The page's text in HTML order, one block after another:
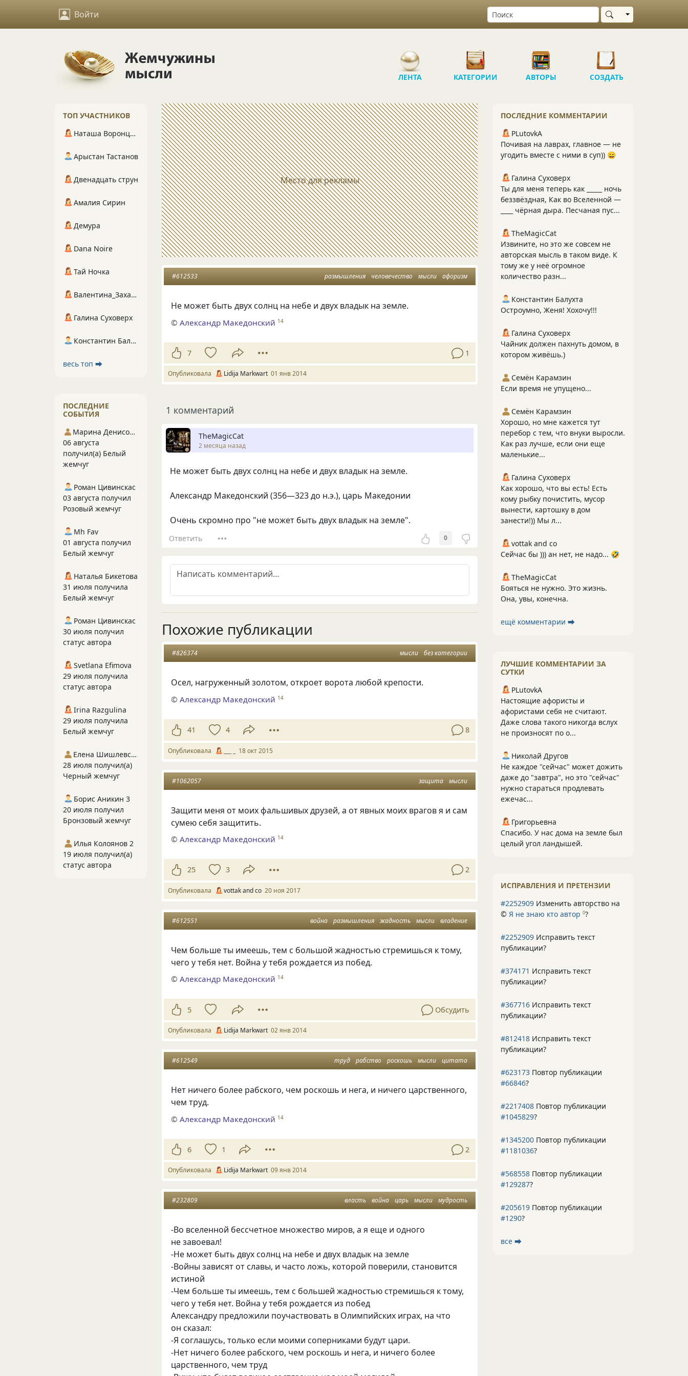
Войти Выбрать область
ЛЕНТА КАТЕГОРИИ АВТОРЫ СОЗДАТЬ
Место для рекламы
размышления человечество мысли афоризм
#612533
Не может быть двух солнц на небе и двух владык на земле.
©Александр Македонский 14
7 1
Опубликовала Lidija Markwart 01 янв 2014
1 комментарий
TheMagicCat
2 месяца назад
Не может быть двух солнц на небе и двух владык на земле.
Александр Македонский (356—323 до н.э.), царь Македонии
Очень скромно про "не может быть двух владык на земле".
Ответить 0
Похожие публикации
мысли без категории
#826374
Осел, нагруженный золотом, откроет ворота любой крепости.
©Александр Македонский 14
41 4 8
Опубликовала 18 окт 2015
защита мысли
#1062057
Защити меня от моих фальшивых друзей, а от явных моих врагов я и сам
сумею себя защитить.
©Александр Македонский 14
25 3 2
Опубликовала vottak and co 20 ноя 2017
война размышления жадность мысли владение
#612551
Чем больше ты имеешь, тем с большой жадностью стремишься к тому,
чего у тебя нет. Война у тебя рождается из побед.
©Александр Македонский 14
5 Обсудить
Опубликовала Lidija Markwart 02 янв 2014
труд рабство роскошь мысли цитата
#612549
Нет ничего более рабского, чем роскошь и нега, и ничего царственного,
чем труд.
©Александр Македонский 14
6 1 2
Опубликовала Lidija Markwart 09 янв 2014
власть война царь мысли мудрость
#232809
-Во вселенной бессчетное множество миров, а я еще и одного
не завоевал!
-Не может быть двух солнц на небе и двух владык на земле
-Войны зависят от славы, и часто ложь, которой поверили, становится
истиной
-Чем больше ты имеешь, тем с большей жадностью стремишься к тому,
чего у тебя нет. Война у тебя рождается из побед
Александру предложили поучаствовать в Олимпийских играх, на что
он сказал:
-Я соглашусь, только если моими соперниками будут цари.
-Нет ничего более рабского, чем роскошь и нега, и ничего более
царственного, чем труд
ПОСЛЕДНИЕ КОММЕНТАРИИ
PLutоvkА
Почивая на лаврах, главное — не
угодить вместе с ними в суп)) 😄
Галина Суховерх
Ты для меня теперь как _____ ночь
беззвёздная, Как во Вселенной —
____ чёрная дыра. Песчаная пус...
TheMagicCat
Извините, но это же совсем не
авторская мысль в таком виде. К
тому же у неё огромное
количество разн...
Константин Балухта
Остроумно, Женя! Хохочу!!!
Галина Суховерх
Чайник должен пахнуть домом, в
котором живёшь.)
Семён Карамзин
Если время не упущено...
Семён Карамзин
Хорошо, но мне кажется тут
перебор с тем, что внуки выросли.
Как раз лучше, если они еще
маленькие...
Галина Суховерх
Как хорошо, что вы есть! Есть
кому рыбку почистить, мусор
вынести, картошку в дом
занести!)) Мы л...
vottak and co
Сейчас бы ))) ан нет, не надо... 🤣
TheMagicCat
Бояться не нужно. Это жизнь.
Она, увы, конечна.
ещё комментарии ⮕
ЛУЧШИЕ КОММЕНТАРИИ ЗА
СУТКИ
PLutоvkА
Настоящие афористы и
афористами себя не считают.
Даже слова такого никогда вслух
не произносят по о...
Николай Другов
Не каждое "сейчас" может дожить
даже до "завтра", но это "сейчас"
нужно стараться продлевать
ежечас...
Григорьевна
Спасибо. У нас дома на земле был
целый угол ландышей.
ИСПРАВЛЕНИЯ И ПРЕТЕНЗИИ
#2252909 Изменить авторство на
© Я не знаю кто автор 0?
#2252909 Исправить текст
публикации?
#374171 Исправить текст
публикации?
#367716 Исправить текст
публикации?
#812418 Исправить текст
публикации?
#623173 Повтор публикации
#66846?
#2217408 Повтор публикации
#1045829?
#1345200 Повтор публикации
#1181036?
#568558 Повтор публикации
#129287?
#205619 Повтор публикации
#1290?
все ⮕
ТОП УЧАСТНИКОВ
Наташа Воронцова
Арыстан Тастанов
Двенадцать струн
Амалия Сирин
Демура
Dana Noire
Тай Ночка
Валентина_Захарова
Галина Суховерх
Константин Балухта
весь топ ⮕
ПОСЛЕДНИЕ
СОБЫТИЯ
Марина Денисова 5
06 августа
получил(а) Белый
жемчуг
Роман Цивинскас
03 августа получил
Розовый жемчуг
Mh Fav
01 августа получил
Белый жемчуг
Наталья Бикетова
31 июля получила
Белый жемчуг
Роман Цивинскас
30 июля получил
статус автора
Svetlana Efimova
29 июля получила
статус автора
Irina Razgulina
29 июля получила
Белый жемчуг
Елена Шишлевская
28 июля получил(а)
Черный жемчуг
Борис Аникин 3
20 июля получил
Бронзовый жемчуг
Илья Колоянов 2
19 июля получил(а)
статус автора